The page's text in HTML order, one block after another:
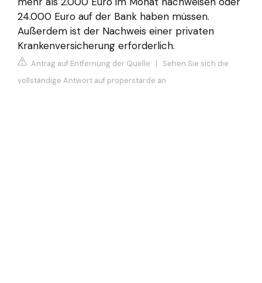
24.000 Euro auf der Bank haben müssen.
Außerdem ist der Nachweis einer privaten
Krankenversicherung erforderlich.
Antrag auf Entfernung der Quelle | Sehen Sie sich die
vollständige Antwort auf properstar.de an